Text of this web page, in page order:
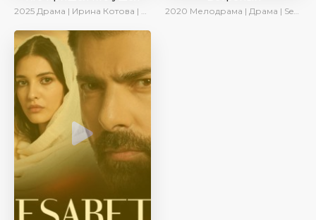
2025 Драма | Ирина Котова | Новинки | Сериалы 2025 2020 Мелодрама | Драма | SesDizi | Ирина Котова | AveTurk